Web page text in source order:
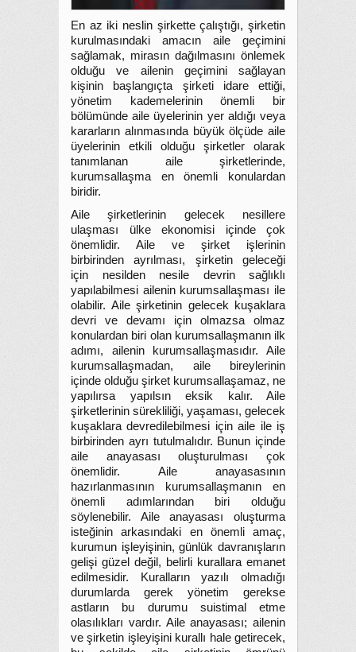
En az iki neslin şirkette çalıştığı, şirketin
kurulmasındaki amacın aile geçimini
sağlamak, mirasın dağılmasını önlemek
olduğu ve ailenin geçimini sağlayan
kişinin başlangıçta şirketi idare ettiği,
yönetim kademelerinin önemli bir
bölümünde aile üyelerinin yer aldığı veya
kararların alınmasında büyük ölçüde aile
üyelerinin etkili olduğu şirketler olarak
tanımlanan aile şirketlerinde,
kurumsallaşma en önemli konulardan
biridir.
Aile şirketlerinin gelecek nesillere
ulaşması ülke ekonomisi içinde çok
önemlidir. Aile ve şirket işlerinin
birbirinden ayrılması, şirketin geleceği
için nesilden nesile devrin sağlıklı
yapılabilmesi ailenin kurumsallaşması ile
olabilir. Aile şirketinin gelecek kuşaklara
devri ve devamı için olmazsa olmaz
konulardan biri olan kurumsallaşmanın ilk
adımı, ailenin kurumsallaşmasıdır. Aile
kurumsallaşmadan, aile bireylerinin
içinde olduğu şirket kurumsallaşamaz, ne
yapılırsa yapılsın eksik kalır. Aile
şirketlerinin sürekliliği, yaşaması, gelecek
kuşaklara devredilebilmesi için aile ile iş
birbirinden ayrı tutulmalıdır. Bunun içinde
aile anayasası oluşturulması çok
önemlidir. Aile anayasasının
hazırlanmasının kurumsallaşmanın en
önemli adımlarından biri olduğu
söylenebilir. Aile anayasası oluşturma
isteğinin arkasındaki en önemli amaç,
kurumun işleyişinin, günlük davranışların
gelişi güzel değil, belirli kurallara emanet
edilmesidir. Kuralların yazılı olmadığı
durumlarda gerek yönetim gerekse
astların bu durumu suistimal etme
olasılıkları vardır. Aile anayasası; ailenin
ve şirketin işleyişini kurallı hale getirecek,